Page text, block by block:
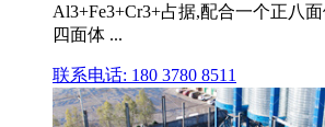
Al3+Fe3+Cr3+占据,配合一个正八
四面体 ...
联系电话: 180 3780 8511